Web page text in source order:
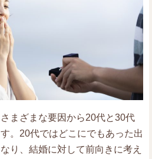
まざまな要因から20代と30代
。20代ではどこにでもあった出
り、結婚に対して前向きに考え